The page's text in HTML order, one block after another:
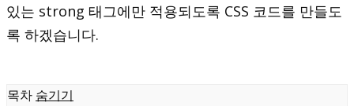
있는 strong 태그에만 적용되도록 CSS 코드를 만들도
록 하겠습니다.
목차 숨기기